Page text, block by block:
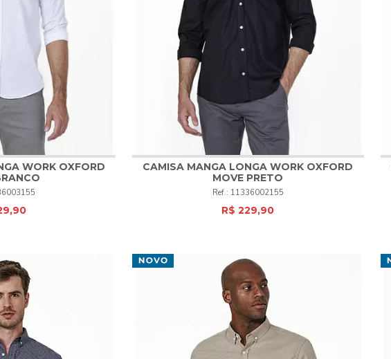
4 5
WORK OXFORD
2 3 4 5
COMPRAR
CAMISA MANGA LONGA WORK OXFORD
MOVE PRETO
11336002155
R$ 229,90